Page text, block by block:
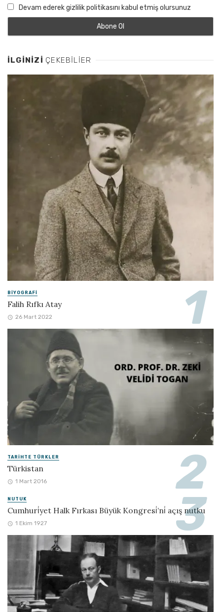
Devam ederek gizlilik politikasını kabul etmiş olursunuz
İLGINIZI ÇEKEBILIER
BIYOGRAFI
Falih Rıfkı Atay
26 Mart 2022
TARIHTE TÜRKLER
Türkistan
1 Mart 2016
NUTUK
Cumhuri̇yet Halk Fırkası Büyük Kongresi̇’ni̇ açış nutku
1 Ekim 1927